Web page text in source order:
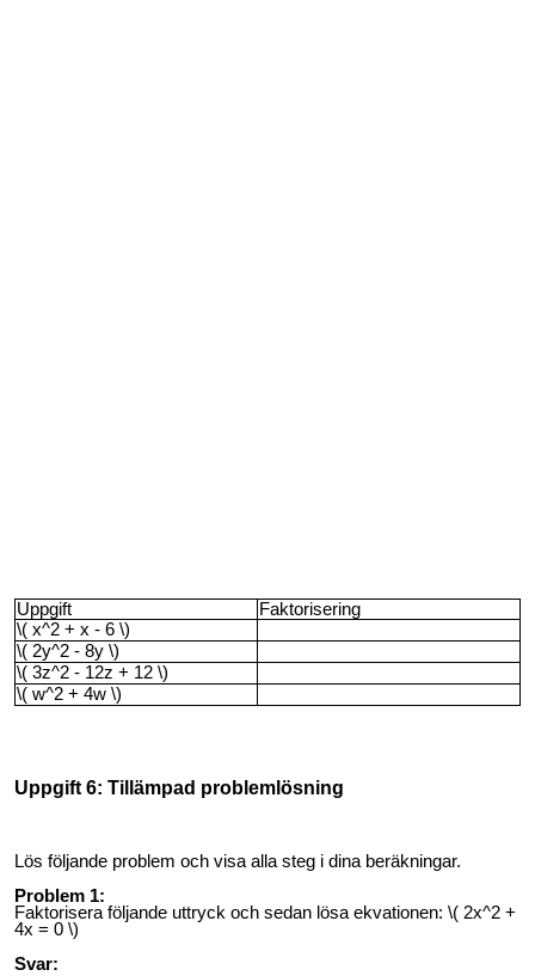
Uppgift
Faktorisering
\( x^2 + x - 6 \)
\( 2y^2 - 8y \)
\( 3z^2 - 12z + 12 \)
\( w^2 + 4w \)
Uppgift 6: Tillämpad problemlösning
Lös följande problem och visa alla steg i dina beräkningar.
Problem 1:
Faktorisera följande uttryck och sedan lösa ekvationen: \( 2x^2 +
4x = 0 \)
Svar: